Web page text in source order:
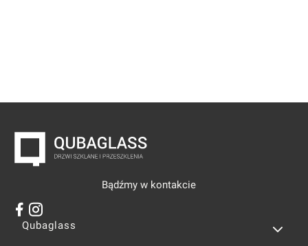
Bądźmy w kontakcie
Linki w stopce
Qubaglass